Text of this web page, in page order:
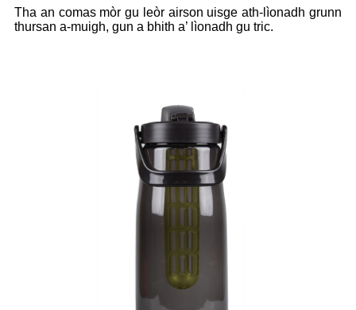
Tha an comas mòr gu leòr airson uisge ath-lìonadh grunn
thursan a-muigh, gun a bhith a’ lìonadh gu tric.